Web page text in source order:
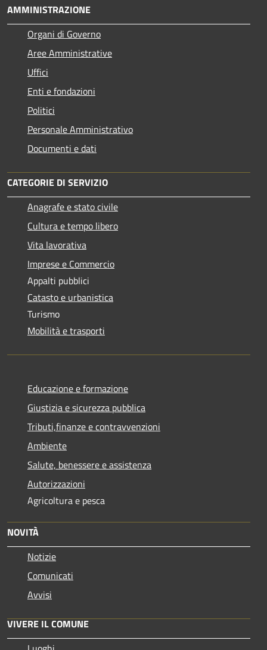
AMMINISTRAZIONE
Organi di Governo
Aree Amministrative
Uffici
Enti e fondazioni
Politici
Personale Amministrativo
Documenti e dati
CATEGORIE DI SERVIZIO
Anagrafe e stato civile
Cultura e tempo libero
Vita lavorativa
Imprese e Commercio
Appalti pubblici
Catasto e urbanistica
Turismo
Mobilità e trasporti
Educazione e formazione
Giustizia e sicurezza pubblica
Tributi,finanze e contravvenzioni
Ambiente
Salute, benessere e assistenza
Autorizzazioni
Agricoltura e pesca
NOVITÀ
Notizie
Comunicati
Avvisi
VIVERE IL COMUNE